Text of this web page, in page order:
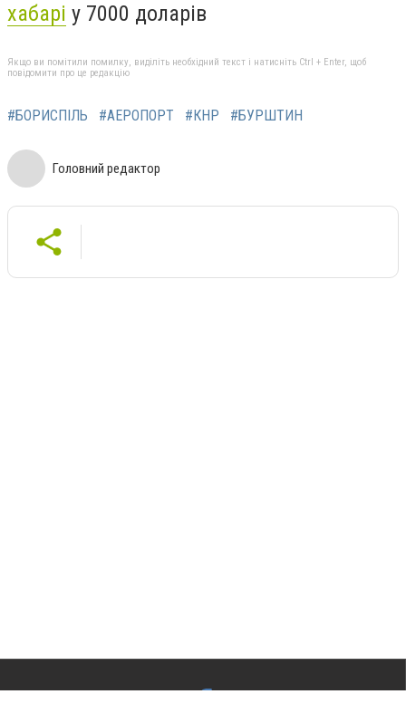
хабарі у 7000 доларів
Якщо ви помітили помилку, виділіть необхідний текст і натисніть Ctrl + Enter, щоб
повідомити про це редакцію
#БОРИСПІЛЬ #АЕРОПОРТ #КНР #БУРШТИН
Головний редактор